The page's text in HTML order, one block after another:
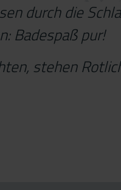
durch die
Badespaß pur!
stehen